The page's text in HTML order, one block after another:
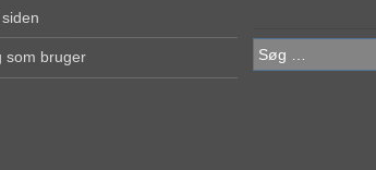
som bruger
Søg
efter: